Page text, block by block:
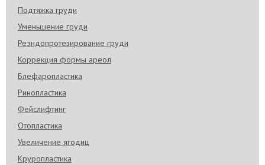
Подтяжка груди
Уменьшение груди
Реэндопротезирование груди
Коррекция формы ареол
Блефаропластика
Ринопластика
Фейслифтинг
Отопластика
Увеличение ягодиц
Круропластика